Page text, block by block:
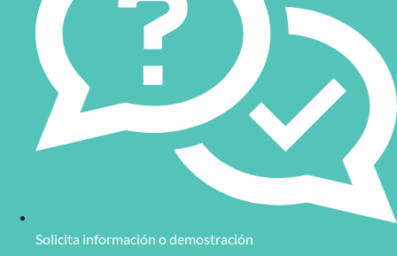
Solicita información o demostración